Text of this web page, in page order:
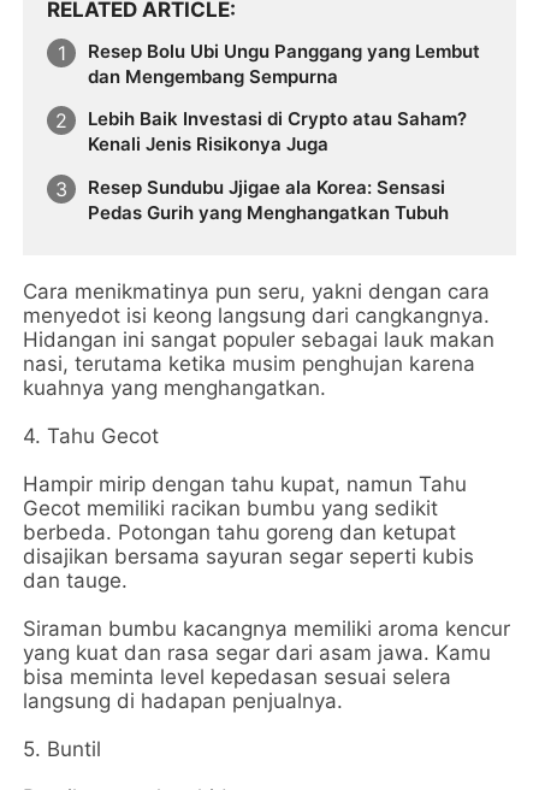
RELATED ARTICLE
Resep Bolu Ubi Ungu Panggang yang Lembut
dan Mengembang Sempurna
Lebih Baik Investasi di Crypto atau Saham?
Kenali Jenis Risikonya Juga
Resep Sundubu Jjigae ala Korea: Sensasi
Pedas Gurih yang Menghangatkan Tubuh
Cara menikmatinya pun seru, yakni dengan cara
menyedot isi keong langsung dari cangkangnya.
Hidangan ini sangat populer sebagai lauk makan
nasi, terutama ketika musim penghujan karena
kuahnya yang menghangatkan.
4. Tahu Gecot
Hampir mirip dengan tahu kupat, namun Tahu
Gecot memiliki racikan bumbu yang sedikit
berbeda. Potongan tahu goreng dan ketupat
disajikan bersama sayuran segar seperti kubis
dan tauge.
Siraman bumbu kacangnya memiliki aroma kencur
yang kuat dan rasa segar dari asam jawa. Kamu
bisa meminta level kepedasan sesuai selera
langsung di hadapan penjualnya.
5. Buntil